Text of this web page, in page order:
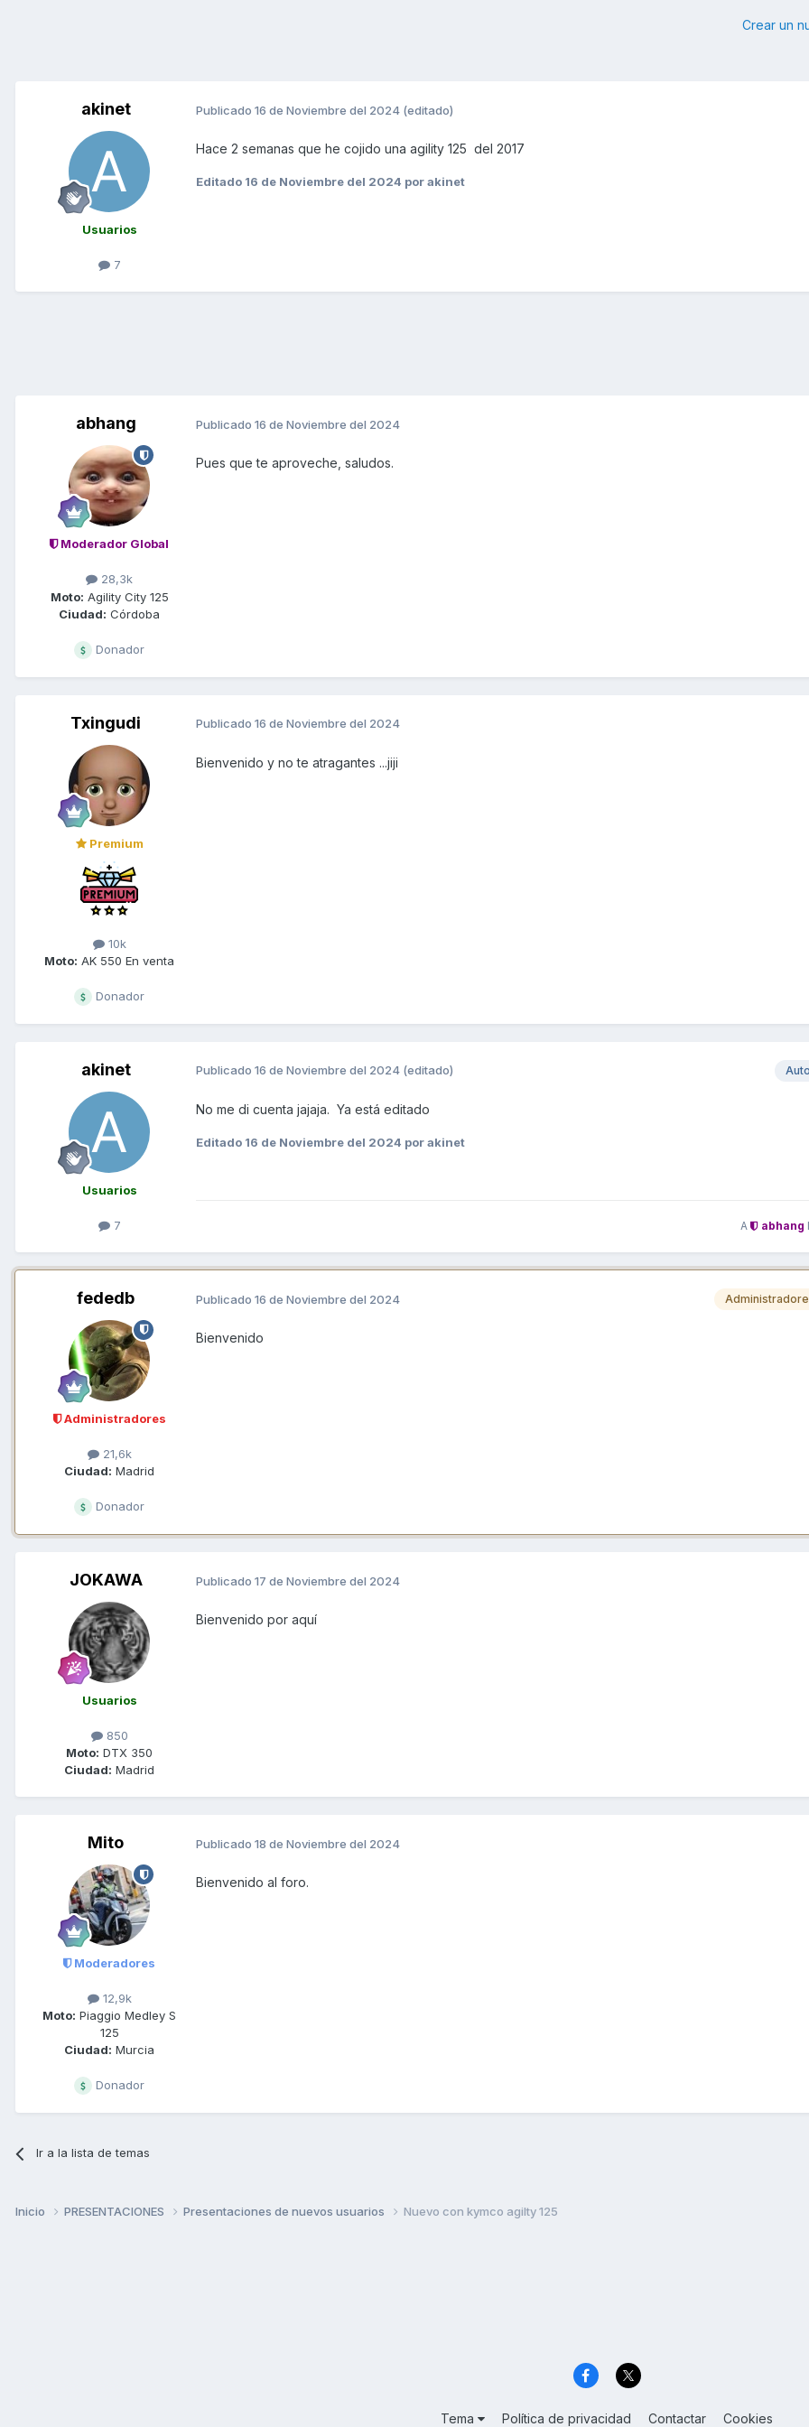
Crear un
akinet
Usuarios
7
Publicado 16 de Noviembre del 2024 (editado)
Hace 2 semanas que he cojido una agility 125 del 2017
Editado 16 de Noviembre del 2024 por akinet
abhang
Moderador Global
28,3k
Moto: Agility City 125
Ciudad: Córdoba
Donador
Publicado 16 de Noviembre del 2024
Pues que te aproveche, saludos.
Txingudi
Premium
10k
Moto: AK 550 En venta
Donador
Publicado 16 de Noviembre del 2024
Bienvenido y no te atragantes ...jiji
akinet
Usuarios
7
Publicado 16 de Noviembre del 2024 (editado)
No me di cuenta jajaja. Ya está editado
Editado 16 de Noviembre del 2024 por akinet
A abhang
fededb
Administradores
21,6k
Ciudad: Madrid
Donador
Publicado 16 de Noviembre del 2024
Bienvenido
JOKAWA
Usuarios
850
Moto: DTX 350
Ciudad: Madrid
Publicado 17 de Noviembre del 2024
Bienvenido por aquí
Mito
Moderadores
12,9k
Moto: Piaggio Medley S
125
Ciudad: Murcia
Donador
Publicado 18 de Noviembre del 2024
Bienvenido al foro.
Ir a la lista de temas
Inicio PRESENTACIONES Presentaciones de nuevos usuarios Nuevo con kymco agilty 125
Tema Política de privacidad Contactar Cookies